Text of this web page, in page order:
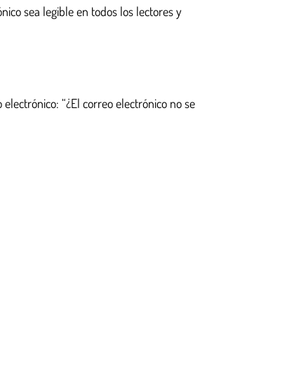
sea legible en todos los lectores y
“¿El correo electrónico no se